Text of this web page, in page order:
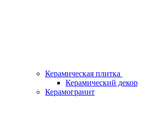
Керамическая плитка
Керамический декор
Керамогранит